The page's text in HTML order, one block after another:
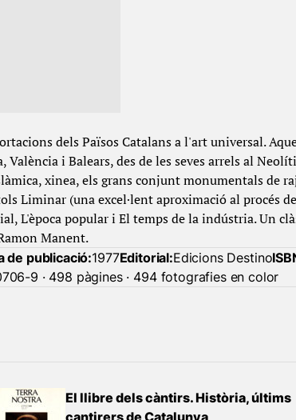
dels Països Catalans a l'art universal.
i Balears, des de les seves arrels al
xinea, els grans conjunt monumentals de
Liminar (una excel·lent aproximació al procés
L'època popular i El temps de la indústria. Un
Manent.
de publicació:1977Editorial:Edicions Destino
9 · 498 pàgines · 494 fotografies en color
El llibre dels càntirs. Història, últims
cantirers de Catalunya